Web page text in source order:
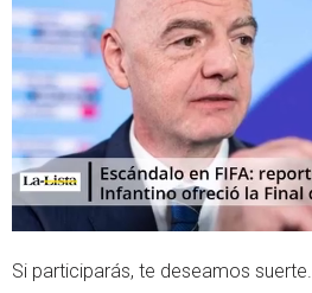
Si participarás, te deseamos suerte.